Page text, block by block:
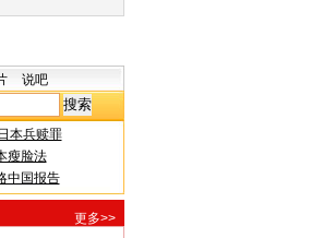
说吧
日本兵赎罪
瘦脸法
中国报告
更多>>